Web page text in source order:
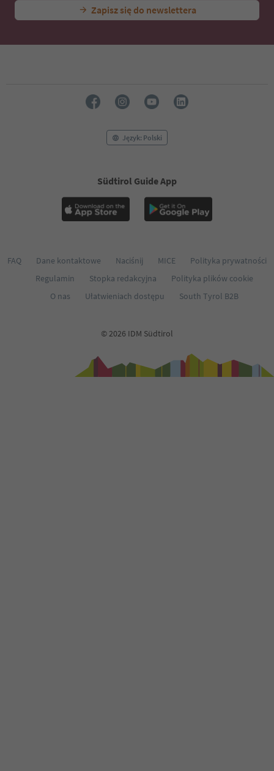
Zapisz się do newslettera
Język: Polski
Südtirol Guide App
FAQ Dane kontaktowe Naciśnij MICE
Polityka prywatności
Regulamin
Stopka redakcyjna
Polityka plików cookie
O nas
Ułatwieniach dostępu South Tyrol B2B
© 2026 IDM Südtirol